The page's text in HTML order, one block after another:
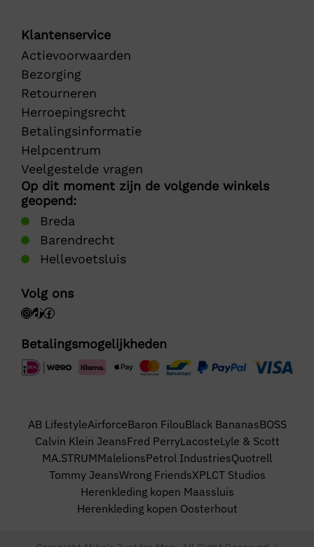
Klantenservice
Actievoorwaarden
Bezorging
Retourneren
Herroepingsrecht
Betalingsinformatie
Helpcentrum
Veelgestelde vragen
Op dit moment zijn de volgende winkels
geopend:
Breda
Barendrecht
Hellevoetsluis
Volg ons
Betalingsmogelijkheden
AB LifestyleAirforceBaron FilouBlack BananasBOSS
Calvin Klein JeansFred PerryLacosteLyle & Scott
MA.STRUMMalelionsPetrol IndustriesQuotrell
Tommy JeansWrong FriendsXPLCT Studios
Herenkleding kopen Maassluis
Herenkleding kopen Oosterhout